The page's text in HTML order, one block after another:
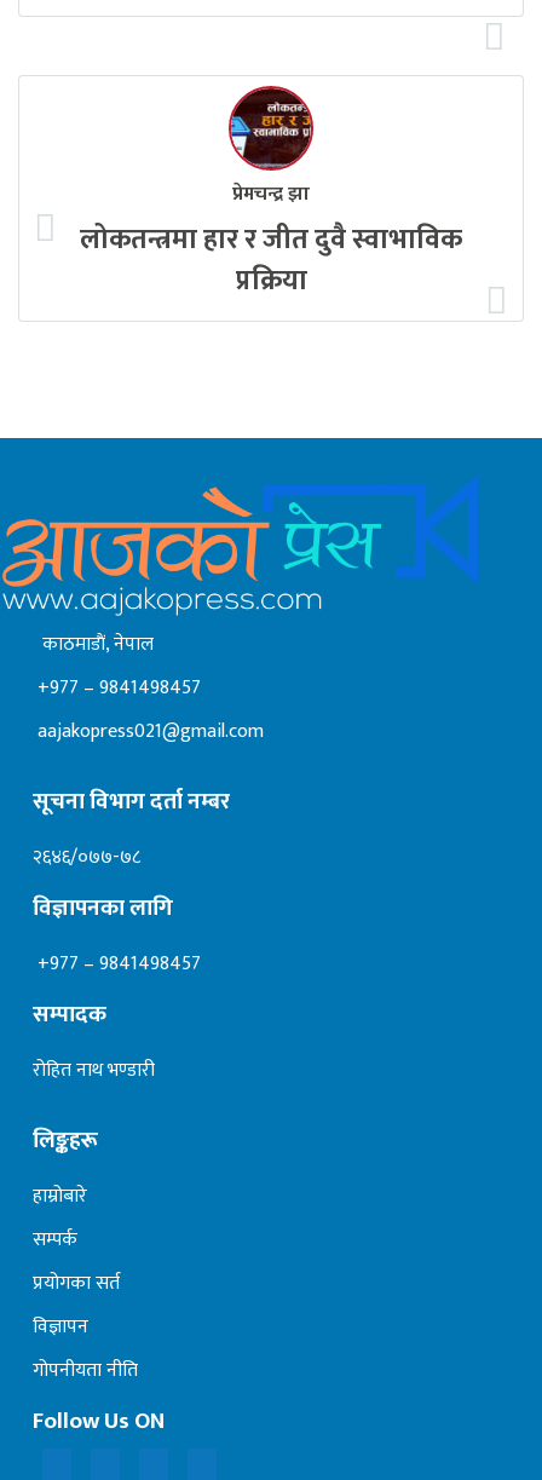
प्रेमचन्द्र झा
लोकतन्त्रमा हार र जीत दुवै स्वाभाविक
प्रक्रिया
काठमाडाैं, नेपाल
+977 – 9841498457
aajakopress021@gmail.com
सूचना विभाग दर्ता नम्बर
२६४६/०७७-७८
विज्ञापनका लागि
+977 – 9841498457
सम्पादक
रोहित नाथ भण्डारी
लिङ्कहरू
हाम्रोबारे
सम्पर्क
प्रयोगका सर्त
विज्ञापन
गोपनीयता नीति
Follow Us ON